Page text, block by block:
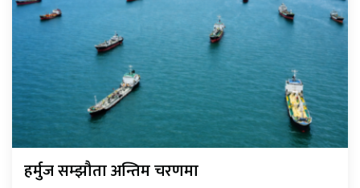
हर्मुज सम्झौता अन्तिम चरणमा